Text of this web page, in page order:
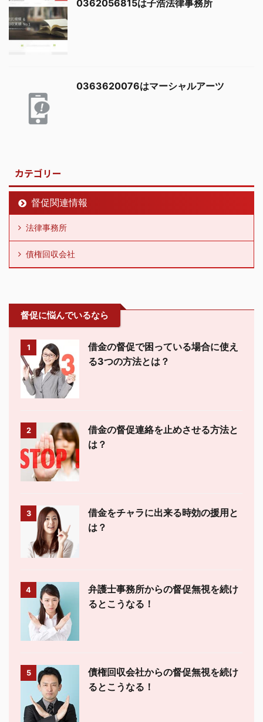
0362056815は子浩法律事務所
0363620076はマーシャルアーツ
カテゴリー
督促関連情報
法律事務所
債権回収会社
督促に悩んでいるなら
1
借金の督促で困っている場合に使え
る3つの方法とは？
2
借金の督促連絡を止めさせる方法と
は？
3
借金をチャラに出来る時効の援用と
は？
4
弁護士事務所からの督促無視を続け
るとこうなる！
5
債権回収会社からの督促無視を続け
るとこうなる！